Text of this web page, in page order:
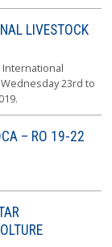
LIVESTOCK
23rd to
– RO 19-22